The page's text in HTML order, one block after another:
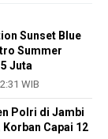
Sunset Blue
Summer
Juta
WIB
Polri di Jambi
Capai 12